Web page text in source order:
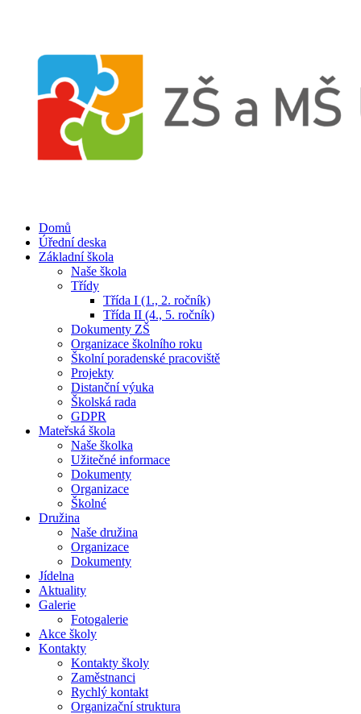
Domů
Úřední deska
Základní škola
Naše škola
Třídy
Třída I (1., 2. ročník)
Třída II (4., 5. ročník)
Dokumenty ZŠ
Organizace školního roku
Školní poradenské pracoviště
Projekty
Distanční výuka
Školská rada
GDPR
Mateřská škola
Naše školka
Užitečné informace
Dokumenty
Organizace
Školné
Družina
Naše družina
Organizace
Dokumenty
Jídelna
Aktuality
Galerie
Fotogalerie
Akce školy
Kontakty
Kontakty školy
Zaměstnanci
Rychlý kontakt
Organizační struktura